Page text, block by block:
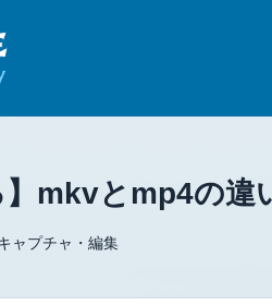
】mkvとmp4の違
ャプチャ・編集